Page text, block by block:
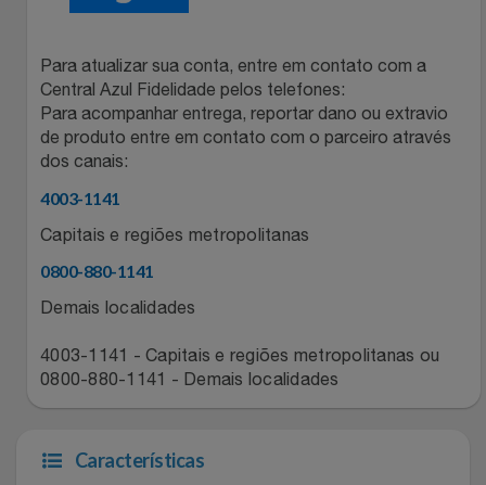
Relógios
Saúde E Bem-Estar
Vestuário
Stanley Pmi
The Bar
Três Corações
Para atualizar sua conta, entre em contato com a
Central Azul Fidelidade pelos telefones:
Para acompanhar entrega, reportar dano ou extravio
de produto entre em contato com o parceiro através
dos canais:
4003-1141
Capitais e regiões metropolitanas
0800-880-1141
Demais localidades
4003-1141 - Capitais e regiões metropolitanas ou
0800-880-1141 - Demais localidades
Características